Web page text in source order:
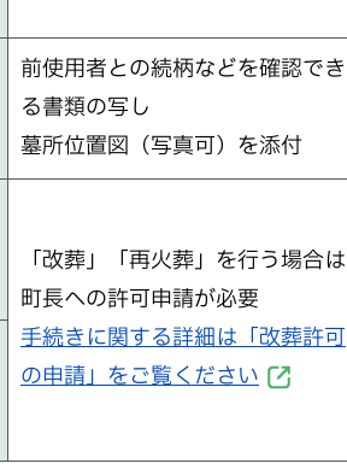
前使用者との続柄などを確認でき
る書類の写し
墓所位置図（写真可）を添付
「改葬」「再火葬」を行う場合は
町長への許可申請が必要
手続きに関する詳細は「改葬許可
の申請」をご覧ください